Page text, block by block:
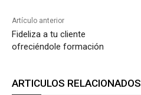
Artículo anterior
Fideliza a tu cliente
ofreciéndole formación
ARTICULOS RELACIONADOS